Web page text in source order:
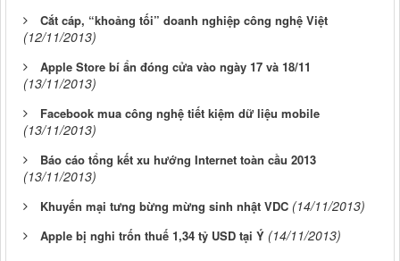
Cắt cáp, “khoảng tối” doanh nghiệp công nghệ Việt
(12/11/2013)
Apple Store bí ẩn đóng cửa vào ngày 17 và 18/11
(13/11/2013)
Facebook mua công nghệ tiết kiệm dữ liệu mobile
(13/11/2013)
Báo cáo tổng kết xu hướng Internet toàn cầu 2013
(13/11/2013)
Khuyến mại tưng bừng mừng sinh nhật VDC (14/11/2013)
Apple bị nghi trốn thuế 1,34 tỷ USD tại Ý (14/11/2013)